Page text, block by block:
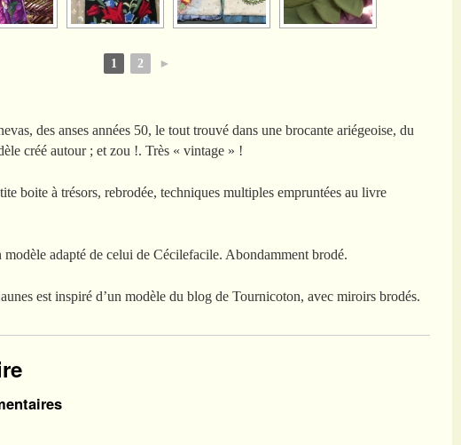
1 2 ►
des anses années 50, le tout trouvé dans une brocante ariégeoise, du
créé autour ; et zou !. Très « vintage » !
boite à trésors, rebrodée, techniques multiples empruntées au livre
modèle adapté de celui de Cécilefacile. Abondamment brodé.
est inspiré d’un modèle du blog de Tournicoton, avec miroirs brodés.